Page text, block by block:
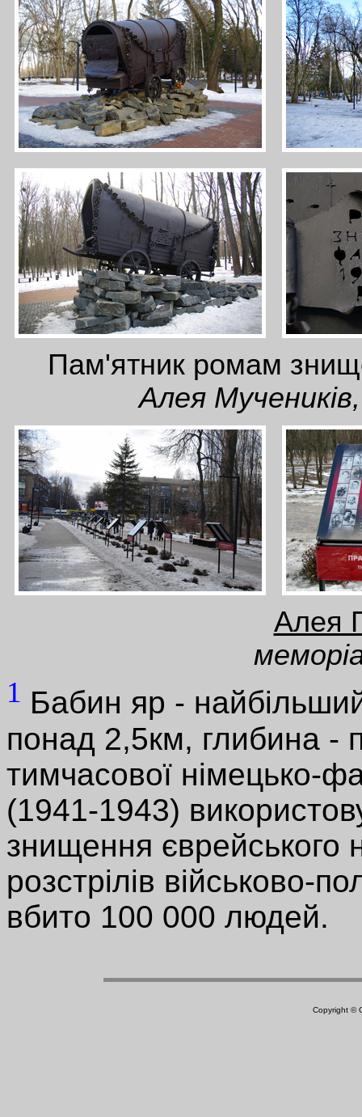
Пам'ятник ромам
Алея
Алея
1 Бабин яр -
понад 2,5км, глибина -
тимчасової німецько-
(1941-1943)
знищення єврейського
розстрілів військово-
вбито 100 000 людей.
Copyright ©